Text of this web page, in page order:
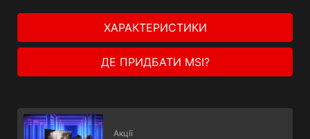
ХАРАКТЕРИСТИКИ
ДЕ ПРИДБАТИ MSI?
Акції